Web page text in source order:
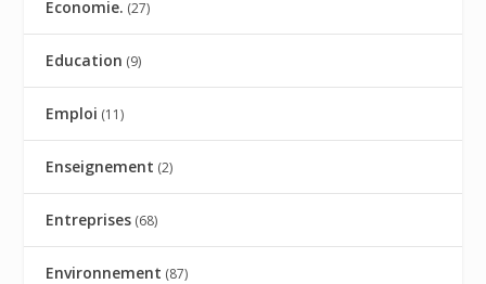
Economie. (27)
Education (9)
Emploi (11)
Enseignement (2)
Entreprises (68)
Environnement (87)